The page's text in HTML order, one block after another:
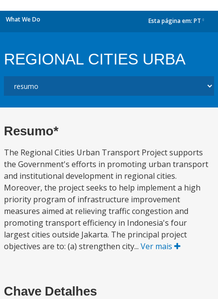
What We Do Esta página em: PT
REGIONAL CITIES URBA
Resumo*
The Regional Cities Urban Transport Project supports
the Government's efforts in promoting urban transport
and institutional development in regional cities.
Moreover, the project seeks to help implement a high
priority program of infrastructure improvement
measures aimed at relieving traffic congestion and
promoting transport efficiency in Indonesia's four
largest cities outside Jakarta. The principal project
objectives are to: (a) strengthen city... Ver mais
Chave Detalhes